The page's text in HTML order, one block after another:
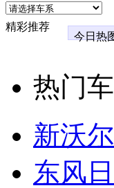
精彩推荐
今日热
热门
新沃
东风